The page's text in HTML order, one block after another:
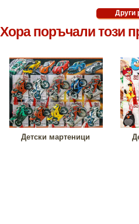
Хора поръчали този
Детски мартеници